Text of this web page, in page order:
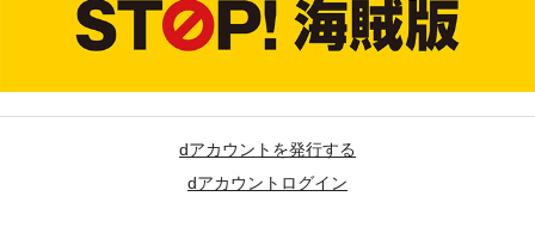
dアカウントを発行する
dアカウントログイン